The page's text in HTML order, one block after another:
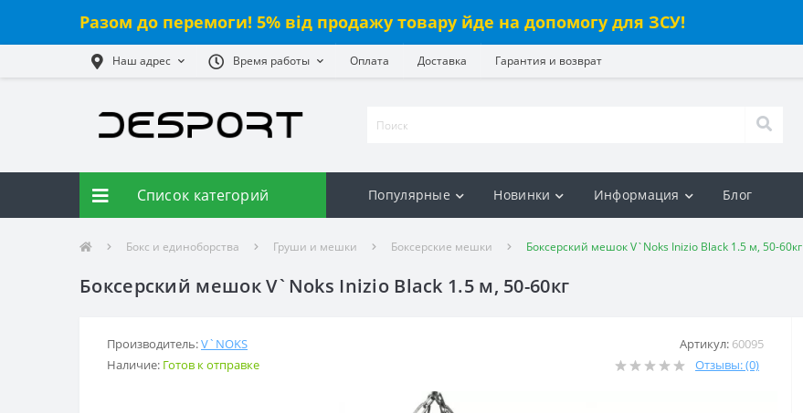
Разом до перемоги! 5% від продажу товару йде на допомогу для ЗСУ!
Наш адрес Время работы Оплата Доставка Гарантия и возврат
Список категорий Популярные Новинки Информация Блог
Бокс и единоборства Груши и мешки Боксерские мешки Боксерский мешок V`Noks Inizio Black 1.5 м, 50-60кг
Боксерский мешок V`Noks Inizio Black 1.5 м, 50-60кг
Производитель:V`NOKS Артикул: 60095
Наличие: Готов к отправке Отзывы: (0)